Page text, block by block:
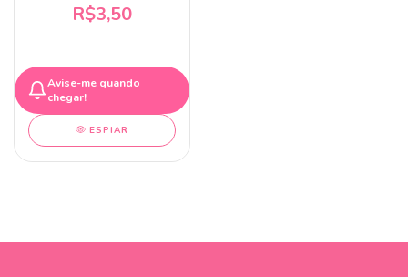
R$3,50
Avise-me quando
chegar!
ESPIAR